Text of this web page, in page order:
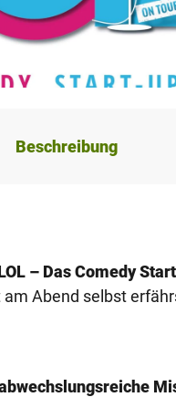
Beschreibung
– Das Comedy
Abend selbst